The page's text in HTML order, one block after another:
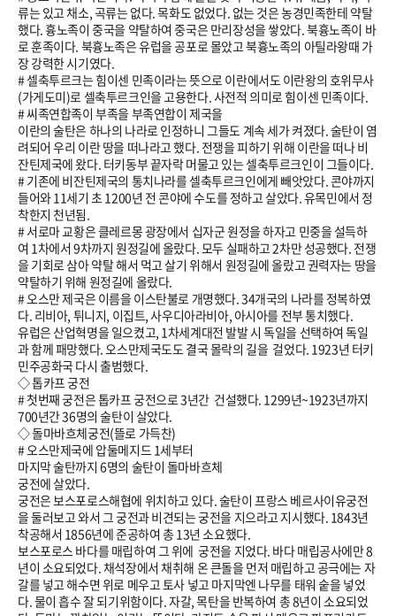
류는 있고 채소, 곡류는 없다. 목화도 없었다. 없는 것은 농경민족한테 약탈
했다. 흉노족이 중국을 약탈하여 중국은 만리장성을 쌓았다. 북흉노족이 바
로 훈족이다. 북흉노족은 유럽을 공포로 몰았고 북흉노족의 아틸라왕때 가
장 강력한 시기였다.
# 셀축투르크는 힘이센 민족이라는 뜻으로 이란에서도 이란왕의 호위무사
(가게도미)로 셀축투르크인을 고용한다. 사전적 의미로 힘이센 민족이다.
# 씨족연합족이 부족을 부족연합이 제국을
이란의 술탄은 하나의 나라로 인정하니 그들도 계속 세가 켜졌다. 술탄이 염
려되어 우리 이란 땅을 떠나라고 했다. 전쟁을 피하기 위해 이란을 떠나 비
잔틴제국에 왔다. 터키동부 끝자락 머물고 있는 셀축투르크인이 그들이다.
# 기존에 비잔틴제국의 통치나라를 셀축투르크인에게 빼앗았다. 콘야까지
들어와 11세기 초1200년 전 콘야에 수도를 정하고 살았다. 유목민에서 정
착한지 천년됨.
# 서로마 교황은 클레르몽 광장에서 십자군 원정을 하자고 민중을 설득하
여 1차에서 9차까지 원정길에 올랐다. 모두 실패하고 2차만 성공했다. 전쟁
을 기회로 삼아 약탈 해서 먹고 살기 위해서 원정길에 올랐고 권력자는 땅을
약탈하기 위해 원정길에 올랐다.
# 오스만 제국은 이름을 이스탄불로 개명했다. 34개국의 나라를 정복하였
다. 리비아, 튀니지, 이집트, 사우디아라비아, 아시아를 전부 통치했다.
유럽은 산업혁명을 일으켰고, 1차세계대전 발발 시 독일을 선택하여 독일
과 함께 패망했다. 오스만제국도도 결국 몰락의 길을 걸었다. 1923년 터키
민주공화국 다시 출범했다.
◇ 톱카프 궁전
# 첫번째 궁전은 톱카프 궁전으로 3년간 건설했다. 1299년~1923년까지
700년간 36명의 술탄이 살았다.
◇ 돌마바흐체궁전(뜰로 가득찬)
# 오스만제국에 압둘메지드 1세부터
마지막 술탄까지 6명의 술탄이 돌마바흐체
궁전에 살았다.
궁전은 보스포로스해협에 위치하고 있다. 술탄이 프랑스 베르사이유궁전
을 둘러보고 와서 그 궁전과 비견되는 궁전을 지으라고 지시했다. 1843년
착공해서 1856년에 준공하여 총 13년 소요했다.
보스포로스 바다를 매립하여 그 위에 궁전을 지었다. 바다 매립공사에만 8
년이 소요되었다. 채석장에서 채취해 온 큰돌을 먼저 매립하고 공극에는 자
갈를 넣고 해수면 위로 메우고 토사 넣고 마지막엔 나무를 태워 숱을 넣었
다. 물이 흡수 잘 되기위함이다. 자갈, 목탄을 반복하여 총 8년이 소요되었